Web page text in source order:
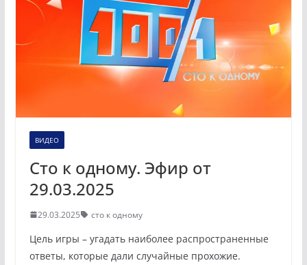
ВИДЕО
Сто к одному. Эфир от
29.03.2025
29.03.2025 сто к одному
Цель игры – угадать наиболее распространенные
ответы, которые дали случайные прохожие.